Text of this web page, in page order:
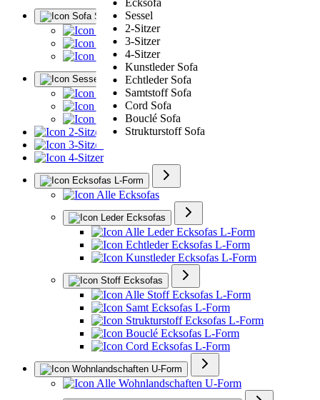
Ecksofa
Sessel
2-Sitzer
3-Sitzer
4-Sitzer
Kunstleder Sofa
Echtleder Sofa
Samtstoff Sofa
Cord Sofa
Bouclé Sofa
Strukturstoff Sofa
Sofa Sets
Alle Sofa Sets
Ledergarnituren
Polstergarnituren
Sessel
Alle Sessel
Ledersessel
Polstersessel
2-Sitzer
3-Sitzer
4-Sitzer
Ecksofas L-Form
Alle Ecksofas
Leder Ecksofas
Alle Leder Ecksofas L-Form
Echtleder Ecksofas L-Form
Kunstleder Ecksofas L-Form
Stoff Ecksofas
Alle Stoff Ecksofas L-Form
Samt Ecksofas L-Form
Strukturstoff Ecksofas L-Form
Bouclé Ecksofas L-Form
Cord Ecksofas L-Form
Wohnlandschaften U-Form
Alle Wohnlandschaften U-Form